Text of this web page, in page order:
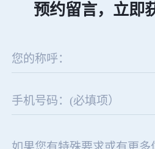
预约留言，立即